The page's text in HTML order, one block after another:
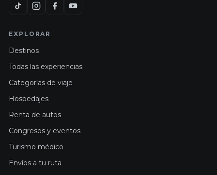
EXPLORAR
Destinos
Todas las experiencias
Categorías de viaje
Hospedajes
Renta de autos
Congresos y eventos
Turismo médico
Envíos a tu ruta